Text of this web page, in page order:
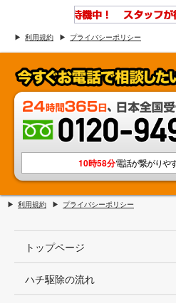
利用規約 プライバシーポリシー
10時58分電話が繋がりや
利用規約 プライバシーポリシー
トップページ
ハチ駆除の流れ